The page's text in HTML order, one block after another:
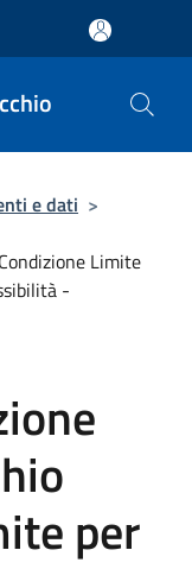
e dati >
Limite
-
per